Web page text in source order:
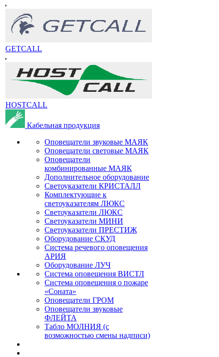
GETCALL
HOSTCALL
Кабельная продукция
Оповещатели звуковые МАЯК
Оповещатели световые МАЯК
Оповещатели
комбинированные МАЯК
Дополнительное оборудование
Светоуказатели КРИСТАЛЛ
Комплектующие к
светоуказателям ЛЮКС
Светоуказатели ЛЮКС
Светоуказатели МИНИ
Светоуказатели ПРЕСТИЖ
Оборудование СКУД
Система речевого оповещения
АРИЯ
Оборудование ЛУЧ
Система оповещения ВИСТЛ
Система оповещения о пожаре
«Соната»
Оповещатели ГРОМ
Оповещатели звуковые
ФЛЕЙТА
Табло МОЛНИЯ (с
возможностью смены надписи)